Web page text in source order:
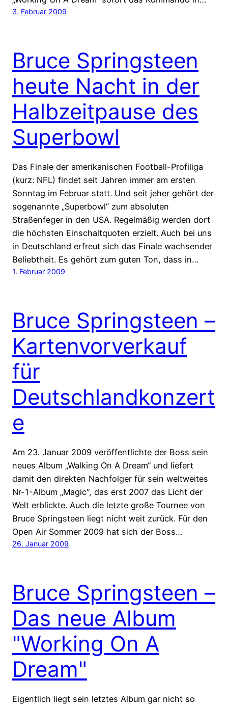
3. Februar 2009
Bruce Springsteen
heute Nacht in der
Halbzeitpause des
Superbowl
Das Finale der amerikanischen Football-Profiliga
(kurz: NFL) findet seit Jahren immer am ersten
Sonntag im Februar statt. Und seit jeher gehört der
sogenannte „Superbowl“ zum absoluten
Straßenfeger in den USA. Regelmäßig werden dort
die höchsten Einschaltquoten erzielt. Auch bei uns
in Deutschland erfreut sich das Finale wachsender
Beliebtheit. Es gehört zum guten Ton, dass in…
1. Februar 2009
Bruce Springsteen –
Kartenvorverkauf
für
Deutschlandkonzert
e
Am 23. Januar 2009 veröffentlichte der Boss sein
neues Album „Walking On A Dream“ und liefert
damit den direkten Nachfolger für sein weltweites
Nr-1-Album „Magic“, das erst 2007 das Licht der
Welt erblickte. Auch die letzte große Tournee von
Bruce Springsteen liegt nicht weit zurück. Für den
Open Air Sommer 2009 hat sich der Boss…
26. Januar 2009
Bruce Springsteen –
Das neue Album
"Working On A
Dream"
Eigentlich liegt sein letztes Album gar nicht so